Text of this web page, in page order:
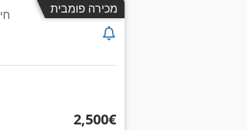
מכירה פומבית
‏2,500 ‏€